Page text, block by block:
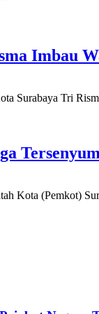
Imbau
Surabaya Tri
Kota (Pemkot)